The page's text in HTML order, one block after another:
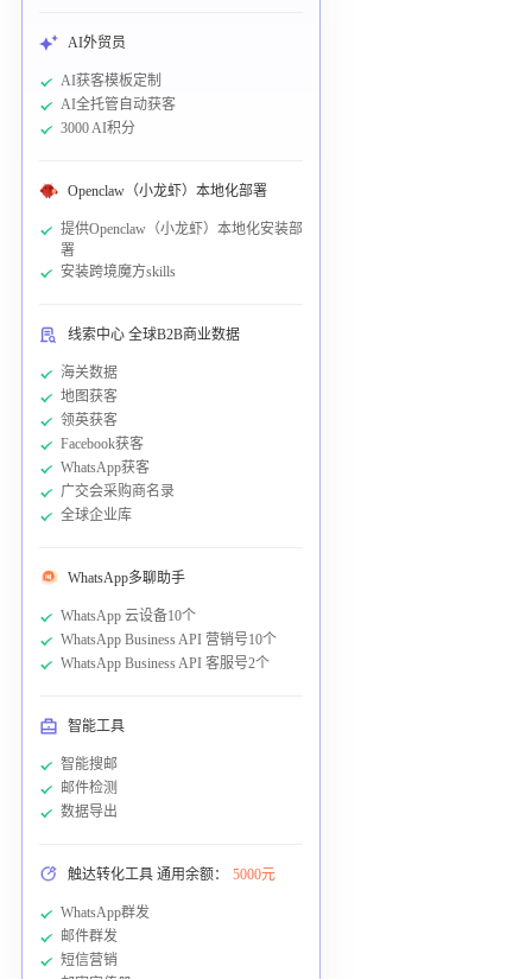
AI外贸员
AI获客模板定制
AI全托管自动获客
3000 AI积分
Openclaw（小龙虾）本地化部署
提供Openclaw（小龙虾）本地化安装部
署
安装跨境魔方skills
线索中心 全球B2B商业数据
海关数据
地图获客
领英获客
Facebook获客
WhatsApp获客
广交会采购商名录
全球企业库
WhatsApp多聊助手
WhatsApp 云设备10个
WhatsApp Business API 营销号10个
WhatsApp Business API 客服号2个
智能工具
智能搜邮
邮件检测
数据导出
触达转化工具 通用余额： 5000元
WhatsApp群发
邮件群发
短信营销